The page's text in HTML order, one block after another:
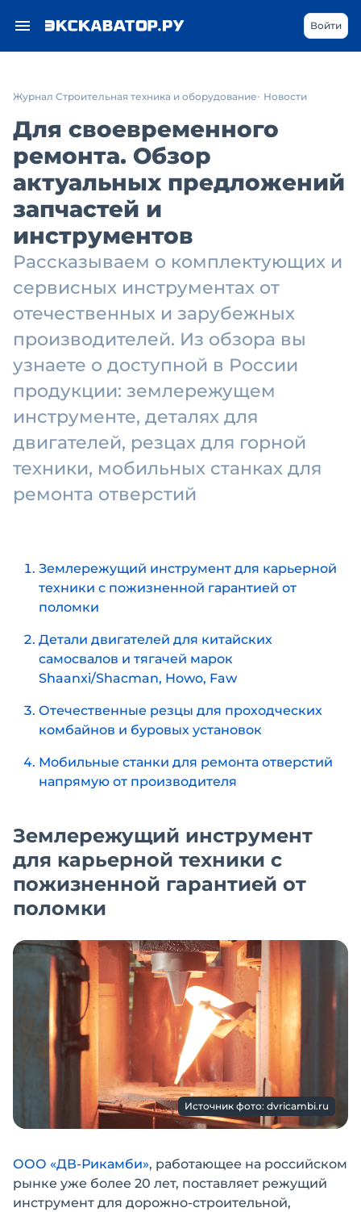
Войти
Журнал Строительная техника и оборудование Новости
Для своевременного
ремонта. Обзор
актуальных предложений
запчастей и
инструментов
Рассказываем о комплектующих и
сервисных инструментах от
отечественных и зарубежных
производителей. Из обзора вы
узнаете о доступной в России
продукции: землережущем
инструменте, деталях для
двигателей, резцах для горной
техники, мобильных станках для
ремонта отверстий
Землережущий инструмент для карьерной
техники с пожизненной гарантией от
поломки
Детали двигателей для китайских
самосвалов и тягачей марок
Shaanxi/Shacman, Howo, Faw
Отечественные резцы для проходческих
комбайнов и буровых установок
Мобильные станки для ремонта отверстий
напрямую от производителя
Землережущий инструмент
для карьерной техники с
пожизненной гарантией от
поломки
Источник фото: dvricambi.ru
ООО «ДВ-Рикамби», работающее на российском
рынке уже более 20 лет, поставляет режущий
инструмент для дорожно-строительной,